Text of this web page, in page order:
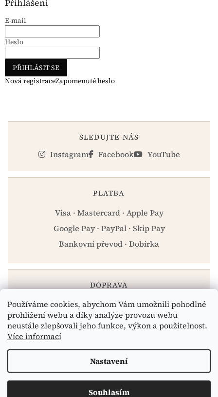
Používáme cookies, abychom Vám umožnili pohodlné
prohlížení webu a díky analýze provozu webu
neustále zlepšovali jeho funkce, výkon a použitelnost.
Více informací
Nastavení
Souhlasím
Přihlášení
E-mail
Heslo
PŘIHLÁSIT SE
Nová registraceZapomenuté heslo
SLEDUJTE NÁS
Instagram Facebook YouTube
PLATBA
Visa · Mastercard · Apple Pay
Google Pay · PayPal · Skip Pay
Bankovní převod · Dobírka
DOPRAVA
Zásilkovna · PPL · Osobní odběr Praha
Copyright 2026eshop.celiakarna.cz. Všechna práva
vyhrazena.